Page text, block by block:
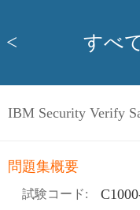
< すべ
IBM Security Verify
問題集概要
試験コード: